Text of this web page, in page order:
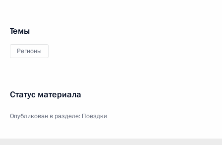
Темы
Регионы
Статус материала
Опубликован в разделе: Поездки